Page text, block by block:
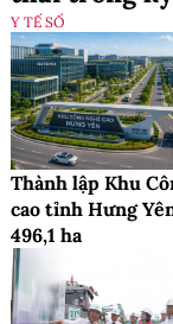
Y TẾ SỐ
Thành lập Khu
cao tỉnh Hưng
496,1 ha